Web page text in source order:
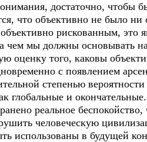
достаточно, чтобы
что объективно не было
рискованным, это
чем мы должны
оценку того, каковы
с появлением
степенью
глобальные и
реальное
человеческую
использованы в будущей